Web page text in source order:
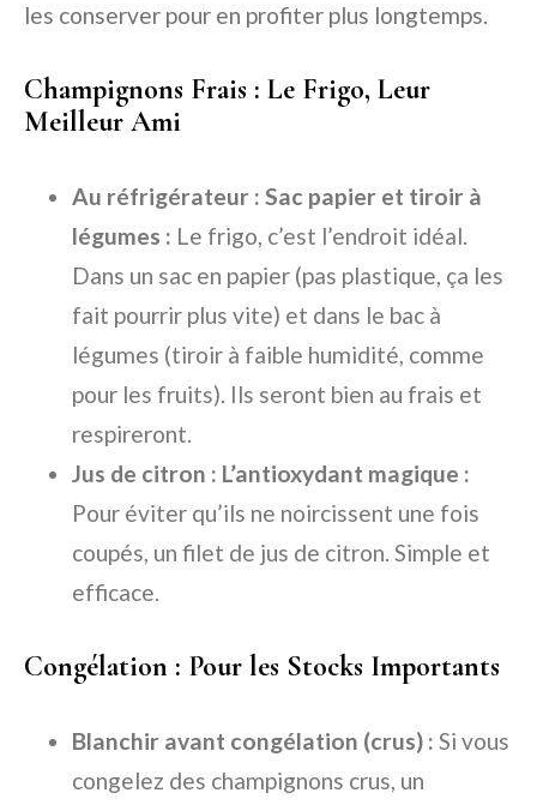
les conserver pour en profiter plus longtemps.
Champignons Frais : Le Frigo, Leur
Meilleur Ami
Au réfrigérateur : Sac papier et tiroir à
légumes : Le frigo, c’est l’endroit idéal.
Dans un sac en papier (pas plastique, ça les
fait pourrir plus vite) et dans le bac à
légumes (tiroir à faible humidité, comme
pour les fruits). Ils seront bien au frais et
respireront.
Jus de citron : L’antioxydant magique :
Pour éviter qu’ils ne noircissent une fois
coupés, un filet de jus de citron. Simple et
efficace.
Congélation : Pour les Stocks Importants
Blanchir avant congélation (crus) : Si vous
congelez des champignons crus, un